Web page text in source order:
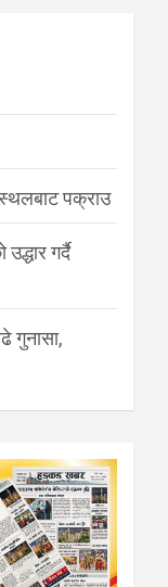
पक्राउ
गर्दै
गुनासा,